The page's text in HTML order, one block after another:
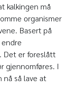
kalkingen må
organismer
Basert på
Det er foreslått
gjennomføres. I
nå så lave at